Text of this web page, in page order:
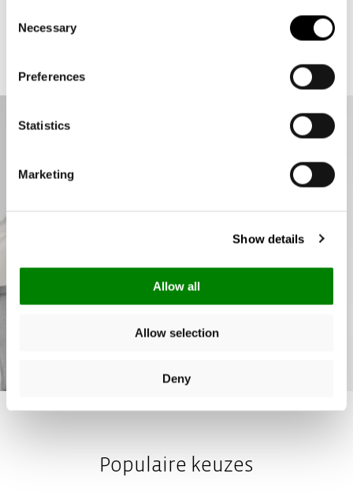
Selection
Necessary
Preferences
Statistics
Marketing
Show details
Allow all
Allow selection
Deny
de bodem tegen vuil en vocht
weerbescherming
Populaire keuzes